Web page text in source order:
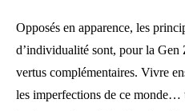
Opposés en apparence, les
d’individualité sont, pour la Gen
vertus complémentaires. Vivre
les imperfections de ce monde…